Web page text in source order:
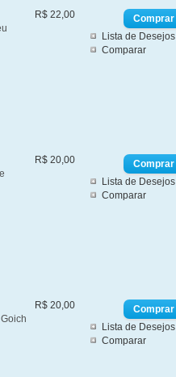
Lista de Desejos
Comparar
R$ 22,00
Lista de Desejos
Comparar
R$ 20,00
Lista de Desejos
Comparar
R$ 20,00